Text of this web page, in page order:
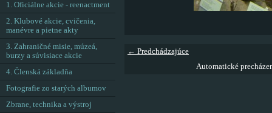
← Predchádzajúce
Automatické
1. Oficiálne akcie - reenactment
2. Klubové akcie, cvičenia,
manévre a pietne akty
3. Zahraničné misie, múzeá,
burzy a súvisiace akcie
4. Členská základňa
Fotografie zo starých albumov
Zbrane, technika a výstroj